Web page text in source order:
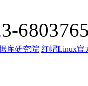
库研究院 红帽Linux官